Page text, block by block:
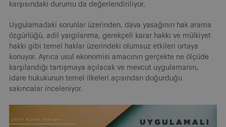
karşısındaki durumu da değerlendiriliyor.
Uygulamadaki sorunlar üzerinden, dava yasağının hak arama
özgürlüğü, adil yargılanma, gerekçeli karar hakkı ve mülkiyet
hakkı gibi temel haklar üzerindeki olumsuz etkileri ortaya
konuyor. Ayrıca usul ekonomisi amacının gerçekte ne ölçüde
karşılandığı tartışmaya açılacak ve mevcut uygulamanın,
idare hukukunun temel ilkeleri açısından doğurduğu
sakıncalar inceleniyor.